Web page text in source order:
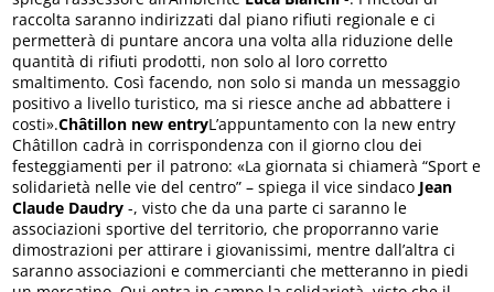
raccolta saranno indirizzati dal piano rifiuti regionale e ci
permetterà di puntare ancora una volta alla riduzione delle
quantità di rifiuti prodotti, non solo al loro corretto
smaltimento. Così facendo, non solo si manda un messaggio
positivo a livello turistico, ma si riesce anche ad abbattere i
costi».Châtillon new entryL’appuntamento con la new entry
Châtillon cadrà in corrispondenza con il giorno clou dei
festeggiamenti per il patrono: «La giornata si chiamerà “Sport e
solidarietà nelle vie del centro” – spiega il vice sindaco Jean
Claude Daudry -, visto che da una parte ci saranno le
associazioni sportive del territorio, che proporranno varie
dimostrazioni per attirare i giovanissimi, mentre dall’altra ci
saranno associazioni e commercianti che metteranno in piedi